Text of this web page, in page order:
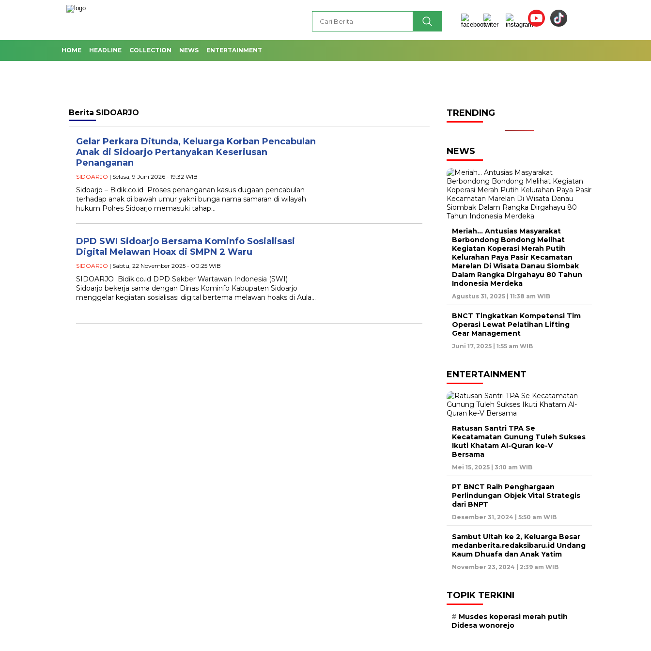
HOME HEADLINE COLLECTION NEWS ENTERTAINMENT
Berita SIDOARJO
Gelar Perkara Ditunda, Keluarga Korban Pencabulan
Anak di Sidoarjo Pertanyakan Keseriusan
Penanganan
SIDOARJO | Selasa, 9 Juni 2026 - 19:32 WIB
Sidoarjo – Bidik.co.id Proses penanganan kasus dugaan pencabulan
terhadap anak di bawah umur yakni bunga nama samaran di wilayah
hukum Polres Sidoarjo memasuki tahap…
DPD SWI Sidoarjo Bersama Kominfo Sosialisasi
Digital Melawan Hoax di SMPN 2 Waru
SIDOARJO | Sabtu, 22 November 2025 - 00:25 WIB
SIDOARJO Bidik.co.id DPD Sekber Wartawan Indonesia (SWI)
Sidoarjo bekerja sama dengan Dinas Kominfo Kabupaten Sidoarjo
menggelar kegiatan sosialisasi digital bertema melawan hoaks di Aula…
TRENDING
NEWS
Meriah… Antusias Masyarakat
Berbondong Bondong Melihat
Kegiatan Koperasi Merah Putih
Kelurahan Paya Pasir Kecamatan
Marelan Di Wisata Danau Siombak
Dalam Rangka Dirgahayu 80 Tahun
Indonesia Merdeka
Agustus 31, 2025 | 11:38 am WIB
BNCT Tingkatkan Kompetensi Tim
Operasi Lewat Pelatihan Lifting
Gear Management
Juni 17, 2025 | 1:55 am WIB
ENTERTAINMENT
Ratusan Santri TPA Se
Kecatamatan Gunung Tuleh Sukses
Ikuti Khatam Al-Quran ke-V
Bersama
Mei 15, 2025 | 3:10 am WIB
PT BNCT Raih Penghargaan
Perlindungan Objek Vital Strategis
dari BNPT
Desember 31, 2024 | 5:50 am WIB
Sambut Ultah ke 2, Keluarga Besar
medanberita.redaksibaru.id Undang
Kaum Dhuafa dan Anak Yatim
November 23, 2024 | 2:39 am WIB
TOPIK TERKINI
Musdes koperasi merah putih
Didesa wonorejo